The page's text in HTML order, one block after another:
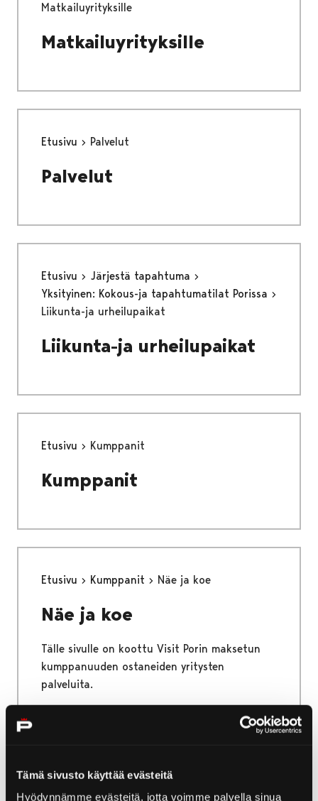
Tämä sivusto käyttää evästeitä
Hyödynnämme evästeitä, jotta voimme palvella sinua
Matkailuyrityksille
Matkailuyrityksille
Etusivu Palvelut
Palvelut
Etusivu
Järjestä tapahtuma
Yksityinen: Kokous-ja tapahtumatilat Porissa
Liikunta-ja urheilupaikat
Liikunta-ja urheilupaikat
Etusivu Kumppanit
Kumppanit
Etusivu Kumppanit Näe ja koe
Näe ja koe
Tälle sivulle on koottu Visit Porin maksetun
kumppanuuden ostaneiden yritysten
palveluita.
Etusivu Näe ja koe Ostokset